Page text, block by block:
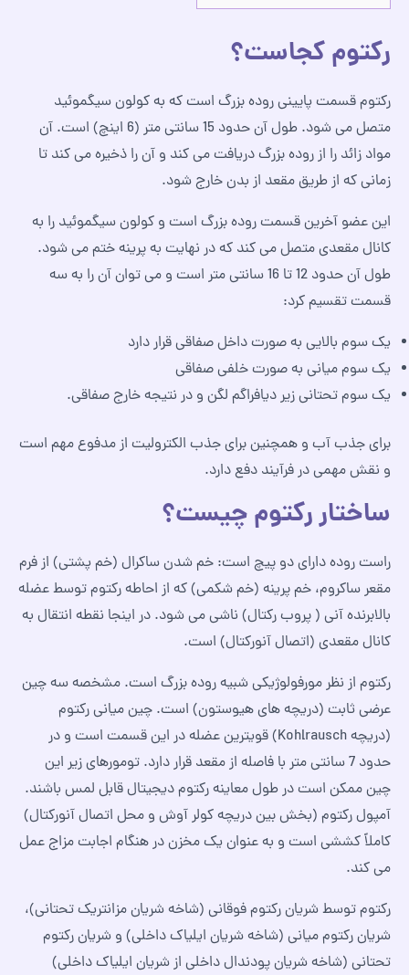
رکتوم کجاست؟
رکتوم قسمت پایینی روده بزرگ است که به کولون سیگموئید
متصل می شود. طول آن حدود 15 سانتی متر (6 اینچ) است. آن
مواد زائد را از روده بزرگ دریافت می کند و آن را ذخیره می کند تا
زمانی که از طریق مقعد از بدن خارج شود.
این عضو آخرین قسمت روده بزرگ است و کولون سیگموئید را به
کانال مقعدی متصل می کند که در نهایت به پرینه ختم می شود.
طول آن حدود 12 تا 16 سانتی متر است و می توان آن را به سه
قسمت تقسیم کرد:
یک سوم بالایی به صورت داخل صفاقی قرار دارد
یک سوم میانی به صورت خلفی صفاقی
یک سوم تحتانی زیر دیافراگم لگن و در نتیجه خارج صفاقی.
برای جذب آب و همچنین برای جذب الکترولیت از مدفوع مهم است
و نقش مهمی در فرآیند دفع دارد.
ساختار رکتوم چیست؟
راست روده دارای دو پیچ است: خم شدن ساکرال (خم پشتی) از فرم
مقعر ساکروم، خم پرینه (خم شکمی) که از احاطه رکتوم توسط عضله
بالابرنده آنی ( پروب رکتال) ناشی می شود. در اینجا نقطه انتقال به
کانال مقعدی (اتصال آنورکتال) است.
رکتوم از نظر مورفولوژیکی شبیه روده بزرگ است. مشخصه سه چین
عرضی ثابت (دریچه های هیوستون) است. چین میانی رکتوم
(دریچه Kohlrausch) قویترین عضله در این قسمت است و در
حدود 7 سانتی متر با فاصله از مقعد قرار دارد. تومورهای زیر این
چین ممکن است در طول معاینه رکتوم دیجیتال قابل لمس باشند.
آمپول رکتوم (بخش بین دریچه کولر آوش و محل اتصال آنورکتال)
کاملاً کششی است و به عنوان یک مخزن در هنگام اجابت مزاج عمل
می کند.
رکتوم توسط شریان رکتوم فوقانی (شاخه شریان مزانتریک تحتانی)،
شریان رکتوم میانی (شاخه شریان ایلیاک داخلی) و شریان رکتوم
تحتانی (شاخه شریان پودندال داخلی از شریان ایلیاک داخلی)